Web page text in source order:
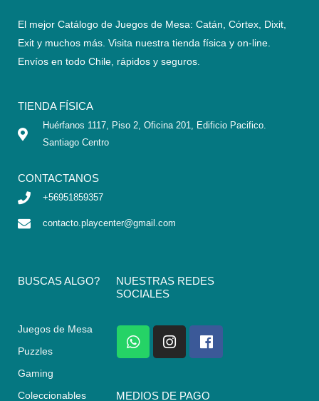
El mejor Catálogo de Juegos de Mesa: Catán, Córtex, Dixit,
Exit y muchos más. Visita nuestra tienda física y on-line.
Envíos en todo Chile, rápidos y seguros.
TIENDA FÍSICA
Huérfanos 1117, Piso 2, Oficina 201, Edificio Pacifico.
Santiago Centro
CONTACTANOS
+56951859357
contacto.playcenter@gmail.com
BUSCAS ALGO?
Juegos de Mesa
Puzzles
Gaming
Coleccionables
NUESTRAS REDES
SOCIALES
W
h
a
s
I
n
s
a
F
a
c
b
MEDIOS DE PAGO